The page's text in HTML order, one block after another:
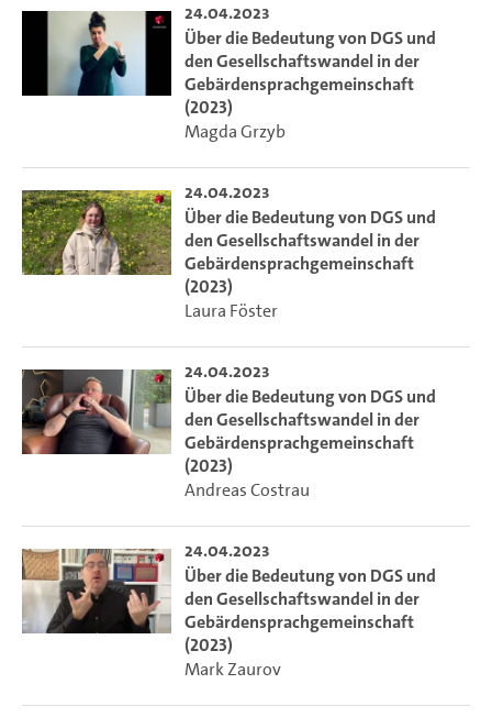
24.04.2023
Über die Bedeutung von DGS und
den Gesellschaftswandel in der
Gebärdensprachgemeinschaft
(2023)
Magda Grzyb
24.04.2023
Über die Bedeutung von DGS und
den Gesellschaftswandel in der
Gebärdensprachgemeinschaft
(2023)
Laura Föster
24.04.2023
Über die Bedeutung von DGS und
den Gesellschaftswandel in der
Gebärdensprachgemeinschaft
(2023)
Andreas Costrau
24.04.2023
Über die Bedeutung von DGS und
den Gesellschaftswandel in der
Gebärdensprachgemeinschaft
(2023)
Mark Zaurov